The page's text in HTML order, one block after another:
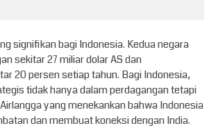
signifikan bagi Indonesia. Kedua negara
sekitar 27 miliar dolar AS dan
20 persen setiap tahun. Bagi Indonesia,
tidak hanya dalam perdagangan tetapi
yang menekankan bahwa Indonesia
dan membuat koneksi dengan India.